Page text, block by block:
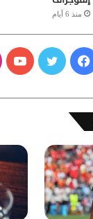
منذ 6 أيام
س
ب
و
ك
ر
ي
و
ب